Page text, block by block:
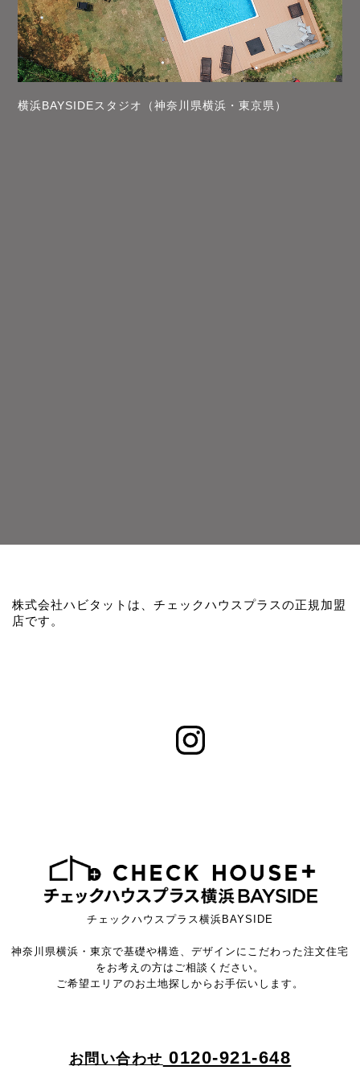
横浜BAYSIDEスタジオ（神奈川県横浜・東京県）
株式会社ハビタットは、チェックハウスプラスの正規加盟
店です。
チェックハウスプラス横浜BAYSIDE
神奈川県横浜・東京で基礎や構造、デザインにこだわった注文住宅
をお考えの方はご相談ください。
ご希望エリアのお土地探しからお手伝いします。
お問い合わせ 0120-921-648